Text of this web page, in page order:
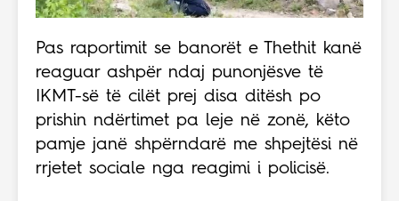
Pas raportimit se banorët e Thethit kanë
reaguar ashpër ndaj punonjësve të
IKMT-së të cilët prej disa ditësh po
prishin ndërtimet pa leje në zonë, këto
pamje janë shpërndarë me shpejtësi në
rrjetet sociale nga reagimi i policisë.